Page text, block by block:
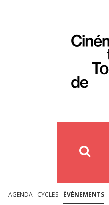
AGENDA CYCLES ÉVÉNEMENTS